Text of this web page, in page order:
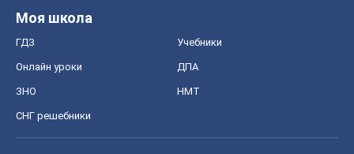
Моя школа
ГДЗ Учебники
Онлайн уроки ДПА
ЗНО НМТ
СНГ решебники